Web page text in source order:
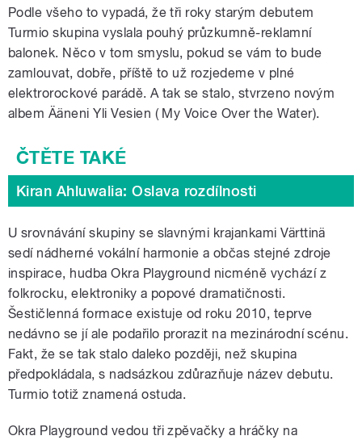
Podle všeho to vypadá, že tři roky starým debutem
Turmio skupina vyslala pouhý průzkumně-reklamní
balonek. Něco v tom smyslu, pokud se vám to bude
zamlouvat, dobře, příště to už rozjedeme v plné
elektrorockové parádě. A tak se stalo, stvrzeno novým
albem Ääneni Yli Vesien ( My Voice Over the Water).
Kiran Ahluwalia: Oslava rozdílnosti
U srovnávání skupiny se slavnými krajankami Värttinä
sedí nádherné vokální harmonie a občas stejné zdroje
inspirace, hudba Okra Playground nicméně vychází z
folkrocku, elektroniky a popové dramatičnosti.
Šestičlenná formace existuje od roku 2010, teprve
nedávno se jí ale podařilo prorazit na mezinárodní scénu.
Fakt, že se tak stalo daleko později, než skupina
předpokládala, s nadsázkou zdůrazňuje název debutu.
Turmio totiž znamená ostuda.
Okra Playground vedou tři zpěvačky a hráčky na